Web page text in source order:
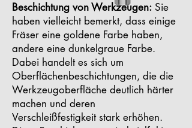
Beschichtung von Werkzeugen: Sie
haben vielleicht bemerkt, dass einige
Fräser eine goldene Farbe haben,
andere eine dunkelgraue Farbe.
Dabei handelt es sich um
Oberflächenbeschichtungen, die die
Werkzeugoberfläche deutlich härter
machen und deren
Verschleißfestigkeit stark erhöhen.